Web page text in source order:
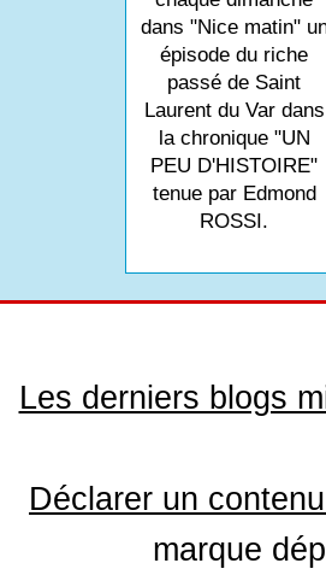
dans "Nice matin"
épisode du riche
passé de Saint
Laurent du Var dans
la chronique "UN
PEU D'HISTOIRE"
tenue par Edmond
ROSSI.
Les derniers blogs
Déclarer un
marque